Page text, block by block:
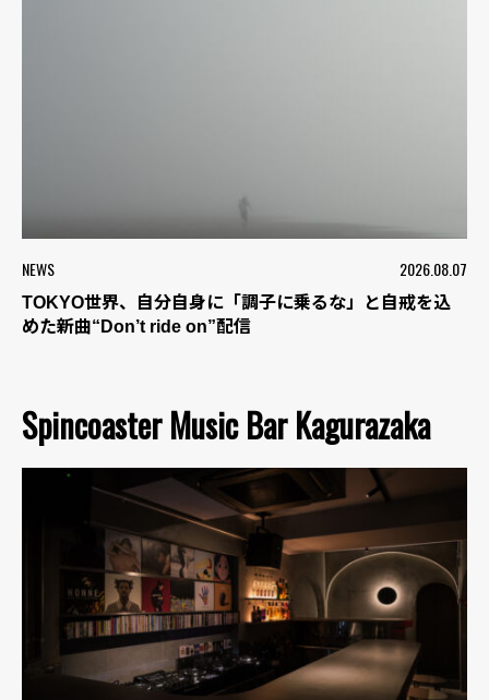
NEWS 2026.08.07
TOKYO世界、自分自身に「調子に乗るな」と自戒を込
めた新曲“Don’t ride on”配信
Spincoaster Music Bar Kagurazaka